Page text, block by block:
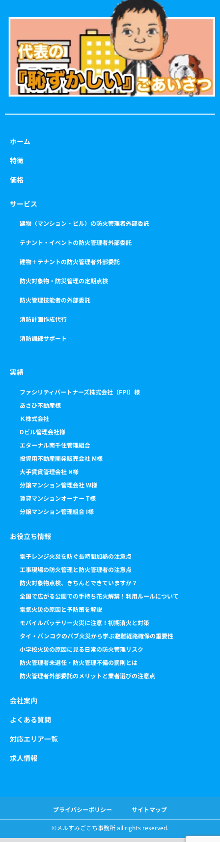
o
k
g
a
m
e
u
b
e
ホーム
特徴
価格
サービス
建物（マンション・ビル）の防火管理者外部委託
テナント・イベントの防火管理者外部委託
建物＋テナントの防火管理者外部委託
防火対象物・防災管理の定期点検
防火管理技能者の外部委託
消防計画作成代行
消防訓練サポート
実績
ファシリティパートナーズ株式会社（FPI）様
あさひ不動産様
Ｋ株式会社
Dビル管理会社様
エターナル南千住管理組合
投資用不動産開発販売会社 M様
大手賃貸管理会社 N様
分譲マンション管理会社 W様
賃貸マンションオーナー T様
分譲マンション管理組合 I様
お役立ち情報
電子レンジ火災を防ぐ長時間加熱の注意点
工事現場の防火管理と防火管理者の注意点
防火対象物点検、きちんとできていますか？
全国で広がる公園での手持ち花火解禁！利用ルールについて
電気火災の原因と予防策を解説
モバイルバッテリー火災に注意！初期消火と対策
タイ・バンコクのパブ火災から学ぶ避難経路確保の重要性
小学校火災の原因に見る日常の防火管理リスク
防火管理者未選任・防火管理不備の罰則とは
防火管理者外部委託のメリットと業者選びの注意点
会社案内
よくある質問
対応エリア一覧
求人情報
プライバシーポリシー サイトマップ
©️メルすみごこち事務所 all rights reserved.